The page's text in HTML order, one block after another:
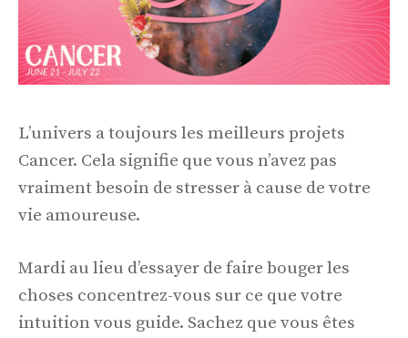
L’univers a toujours les meilleurs projets
Cancer. Cela signifie que vous n’avez pas
vraiment besoin de stresser à cause de votre
vie amoureuse.
Mardi au lieu d’essayer de faire bouger les
choses concentrez-vous sur ce que votre
intuition vous guide. Sachez que vous êtes